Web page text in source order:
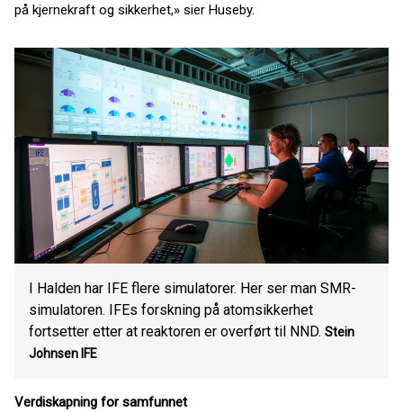
på kjernekraft og sikkerhet,» sier Huseby.
I Halden har IFE flere simulatorer. Her ser man SMR-
simulatoren. IFEs forskning på atomsikkerhet
fortsetter etter at reaktoren er overført til NND. Stein
Johnsen IFE
Verdiskapning for samfunnet